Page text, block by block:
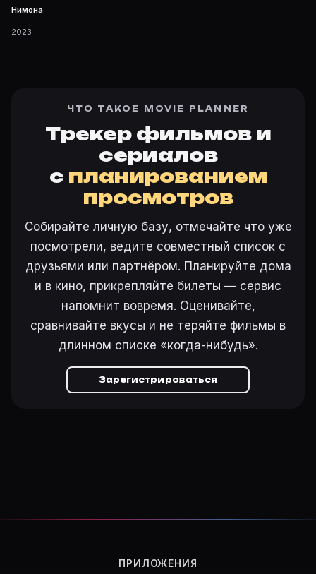
Нимона
2023
ЧТО ТАКОЕ MOVIE PLANNER
Трекер фильмов и
сериалов
с планированием
просмотров
Собирайте личную базу, отмечайте что уже
посмотрели, ведите совместный список с
друзьями или партнёром. Планируйте дома
и в кино, прикрепляйте билеты — сервис
напомнит вовремя. Оценивайте,
сравнивайте вкусы и не теряйте фильмы в
длинном списке «когда-нибудь».
Зарегистрироваться
ПРИЛОЖЕНИЯ